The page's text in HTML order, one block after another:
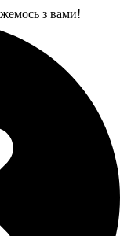
з вами!